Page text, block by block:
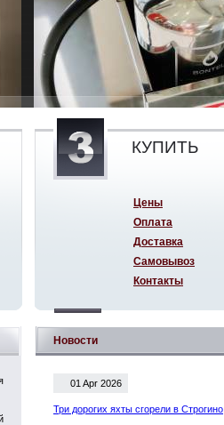
Новости
01 Apr 2026
Три дорогих яхты сгорели в Строгино
КУПИТЬ
Цены
Оплата
Доставка
Самовывоз
Контакты